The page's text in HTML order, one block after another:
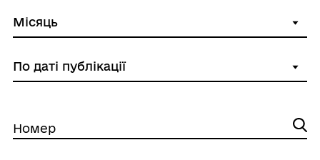
Номер